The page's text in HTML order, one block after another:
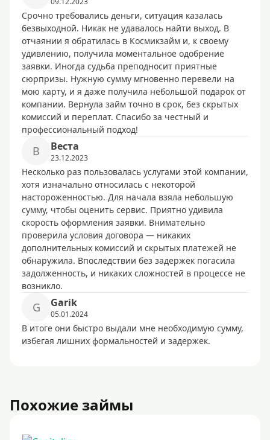
Срочно требовались деньги, ситуация казалась
безвыходной. Никак не удавалось найти выход. В
отчаянии я обратилась в Космикзайм и, к своему
удивлению, получила моментальное одобрение
заявки. Иногда судьба преподносит приятные
сюрпризы. Нужную сумму мгновенно перевели на
мою карту, и я даже получила небольшой подарок от
компании. Вернула займ точно в срок, без скрытых
комиссий и переплат. Спасибо за честный и
профессиональный подход!
B Becтa
23.12.2023
Несколько раз пользовалась услугами этой компании,
хотя изначально относилась с некоторой
настороженностью. Для начала взяла небольшую
сумму, чтобы оценить сервис. Приятно удивила
скорость оформления заявки. Внимательно
проверила условия договора — никаких
дополнительных комиссий и скрытых платежей не
обнаружила. Впоследствии без задержек погасила
задолженность, и никаких сложностей в процессе не
возникло.
G Garik
05.01.2024
В итоге они быстро выдали мне необходимую сумму,
избегая лишних формальностей и задержек.
Похожие займы